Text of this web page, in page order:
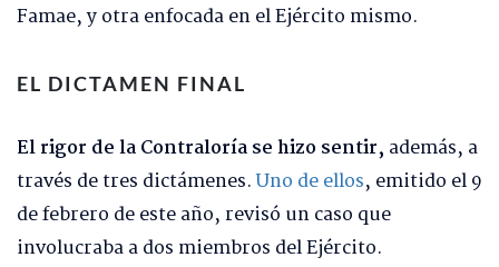
Famae, y otra enfocada en el Ejército mismo.
EL DICTAMEN FINAL
El rigor de la Contraloría se hizo sentir, además, a
través de tres dictámenes.Uno de ellos, emitido el 9
de febrero de este año, revisó un caso que
involucraba a dos miembros del Ejército.